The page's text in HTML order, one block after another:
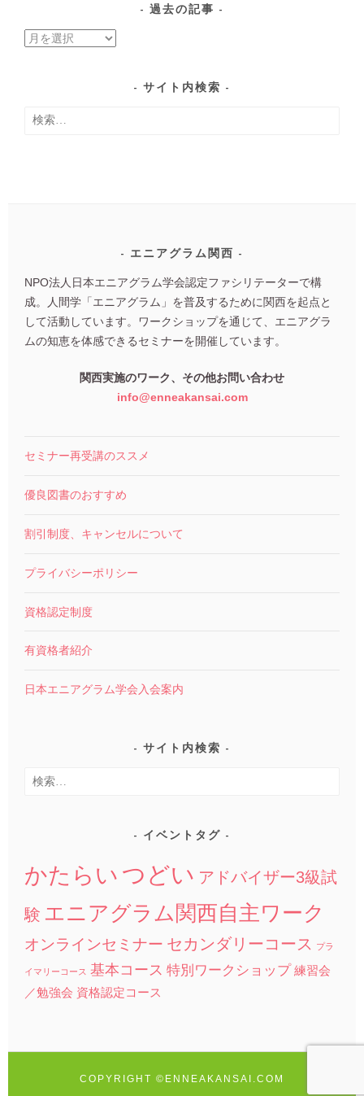
過去の記事
過
事
サイト内検索
検
エニアグラム関西
NPO法人日本エニアグラム学会認定ファシリテーターで構
成。人間学「エニアグラム」を普及するために関西を起点と
して活動しています。ワークショップを通じて、エニアグラ
ムの知恵を体感できるセミナーを開催しています。
関西実施のワーク、その他お問い合わせ
info@enneakansai.com
セミナー再受講のススメ
優良図書のおすすめ
割引制度、キャンセルについて
プライバシーポリシー
資格認定制度
有資格者紹介
日本エニアグラム学会入会案内
サイト内検索
検
イベントタグ
かたらい つどい アドバイザー3級試
験 エニアグラム関西自主ワーク
オンラインセミナー セカンダリーコース プラ
イマリーコース 基本コース 特別ワークショップ 練習会
／勉強会 資格認定コース
COPYRIGHT ©ENNEAKANSAI.COM